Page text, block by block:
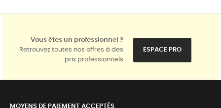
Vous êtes un professionnel ?
Retrouvez toutes nos offres à des
prix professionnels
ESPACE PRO
MOYENS DE PAIEMENT ACCEPTÉS